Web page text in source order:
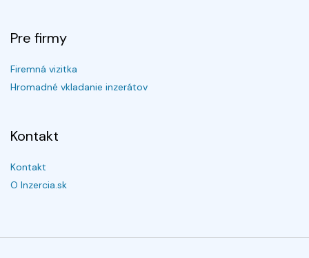
Pre firmy
Firemná vizitka
Hromadné vkladanie inzerátov
Kontakt
Kontakt
O Inzercia.sk